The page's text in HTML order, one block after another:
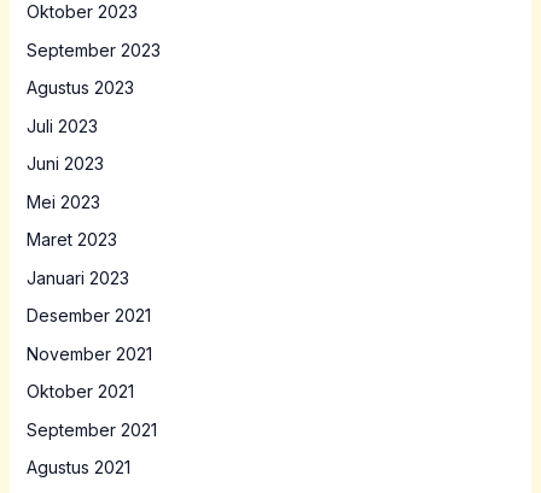
Oktober 2023
September 2023
Agustus 2023
Juli 2023
Juni 2023
Mei 2023
Maret 2023
Januari 2023
Desember 2021
November 2021
Oktober 2021
September 2021
Agustus 2021